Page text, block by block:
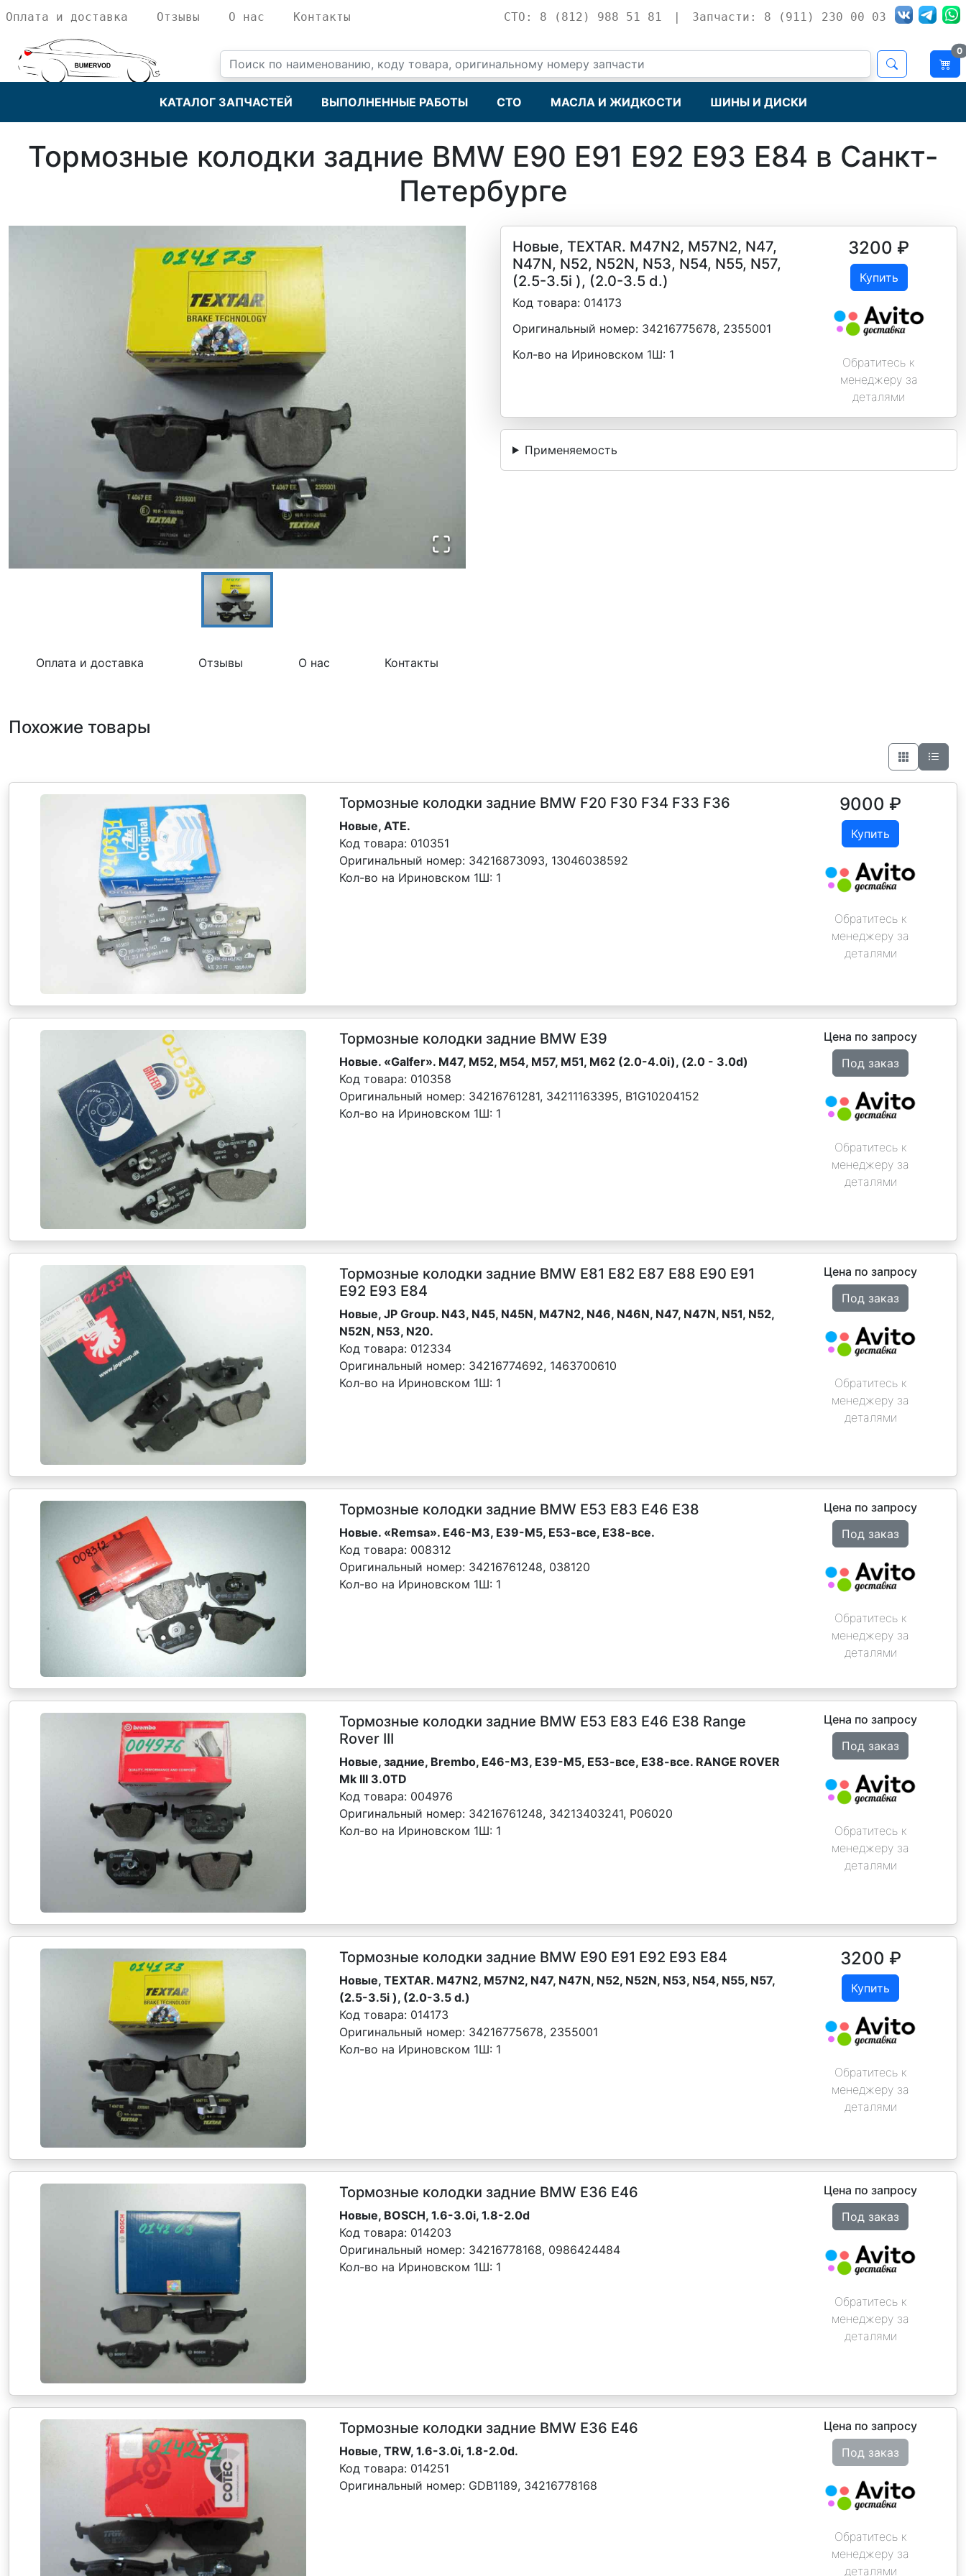
Оплата и доставка Отзывы О нас Контакты СТО: 8 (812) 988 51 81 | Запчасти: 8 (911) 230 00 03
0
КАТАЛОГ ЗАПЧАСТЕЙ ВЫПОЛНЕННЫЕ РАБОТЫ СТО МАСЛА И ЖИДКОСТИ ШИНЫ И ДИСКИ
Тормозные колодки задние BMW Е90 E91 E92 E93 E84 в Санкт-
Петербурге
Новые, TEXTAR. M47N2, M57N2, N47,
N47N, N52, N52N, N53, N54, N55, N57,
(2.5-3.5i ), (2.0-3.5 d.)
Код товара: 014173
Оригинальный номер: 34216775678, 2355001
Кол-во на Ириновском 1Ш: 1
3200 ₽
Купить
Обратитесь к
менеджеру за
деталями
Применяемость
Оплата и доставка Отзывы О нас Контакты
Похожие товары
Тормозные колодки задние BMW F20 F30 F34 F33 F36
Новые, ATE.
Код товара: 010351
Оригинальный номер: 34216873093, 13046038592
Кол-во на Ириновском 1Ш: 1
9000 ₽
Купить
Обратитесь к
менеджеру за
деталями
Тормозные колодки задние BMW Е39
Новые. «Galfer». M47, M52, M54, M57, M51, M62 (2.0-4.0i), (2.0 - 3.0d)
Код товара: 010358
Оригинальный номер: 34216761281, 34211163395, B1G10204152
Кол-во на Ириновском 1Ш: 1
Цена по запросу
Под заказ
Обратитесь к
менеджеру за
деталями
Тормозные колодки задние BMW E81 Е82 E87 E88 Е90 E91
Е92 E93 Е84
Новые, JP Group. N43, N45, N45N, M47N2, N46, N46N, N47, N47N, N51, N52,
N52N, N53, N20.
Код товара: 012334
Оригинальный номер: 34216774692, 1463700610
Кол-во на Ириновском 1Ш: 1
Цена по запросу
Под заказ
Обратитесь к
менеджеру за
деталями
Тормозные колодки задние BMW Е53 Е83 Е46 Е38
Новые. «Remsa». Е46-М3, Е39-М5, Е53-все, Е38-все.
Код товара: 008312
Оригинальный номер: 34216761248, 038120
Кол-во на Ириновском 1Ш: 1
Цена по запросу
Под заказ
Обратитесь к
менеджеру за
деталями
Тормозные колодки задние BMW Е53 Е83 Е46 Е38 Range
Rover III
Новые, задние, Brembo, Е46-М3, Е39-М5, Е53-все, Е38-все. RANGE ROVER
Mk III 3.0TD
Код товара: 004976
Оригинальный номер: 34216761248, 34213403241, P06020
Кол-во на Ириновском 1Ш: 1
Цена по запросу
Под заказ
Обратитесь к
менеджеру за
деталями
Тормозные колодки задние BMW Е90 E91 E92 E93 E84
Новые, TEXTAR. M47N2, M57N2, N47, N47N, N52, N52N, N53, N54, N55, N57,
(2.5-3.5i ), (2.0-3.5 d.)
Код товара: 014173
Оригинальный номер: 34216775678, 2355001
Кол-во на Ириновском 1Ш: 1
3200 ₽
Купить
Обратитесь к
менеджеру за
деталями
Тормозные колодки задние BMW Е36 E46
Новые, BOSCH, 1.6-3.0i, 1.8-2.0d
Код товара: 014203
Оригинальный номер: 34216778168, 0986424484
Кол-во на Ириновском 1Ш: 1
Цена по запросу
Под заказ
Обратитесь к
менеджеру за
деталями
Тормозные колодки задние BMW Е36 E46
Новые, TRW, 1.6-3.0i, 1.8-2.0d.
Код товара: 014251
Оригинальный номер: GDB1189, 34216778168
Цена по запросу
Под заказ
Обратитесь к
менеджеру за
деталями